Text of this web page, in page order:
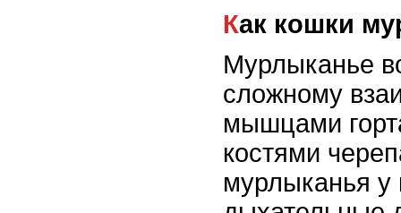
Как кошки
Мурлыканье
сложному
мышцами
костями
мурлыканья у